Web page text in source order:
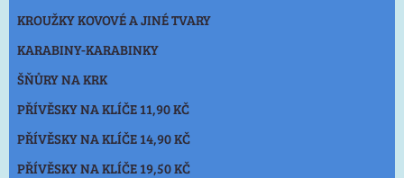
KROUŽKY KOVOVÉ A JINÉ TVARY
KARABINY-KARABINKY
ŠŇŮRY NA KRK
PŘÍVĚSKY NA KLÍČE 11,90 KČ
PŘÍVĚSKY NA KLÍČE 14,90 KČ
PŘÍVĚSKY NA KLÍČE 19,50 KČ